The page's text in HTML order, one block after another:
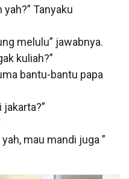
Tanyaku
melulu” jawabnya.
kuliah?”
bantu-bantu papa
jakarta?”
mau mandi juga ”